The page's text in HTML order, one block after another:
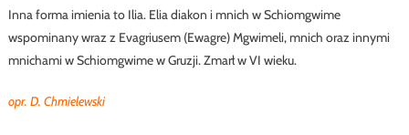
Inna forma imienia to Ilia. Elia diakon i mnich w Schiomgwime
wspominany wraz z Evagriusem (Ewagre) Mgwimeli, mnich oraz innymi
mnichami w Schiomgwime w Gruzji. Zmarł w VI wieku.
opr. D. Chmielewski